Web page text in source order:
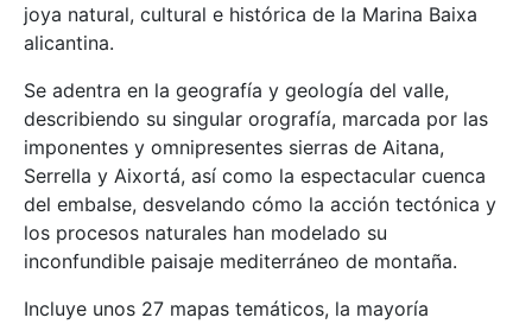
joya natural, cultural e histórica de la Marina Baixa
alicantina.
Se adentra en la geografía y geología del valle,
describiendo su singular orografía, marcada por las
imponentes y omnipresentes sierras de Aitana,
Serrella y Aixortá, así como la espectacular cuenca
del embalse, desvelando cómo la acción tectónica y
los procesos naturales han modelado su
inconfundible paisaje mediterráneo de montaña.
Incluye unos 27 mapas temáticos, la mayoría